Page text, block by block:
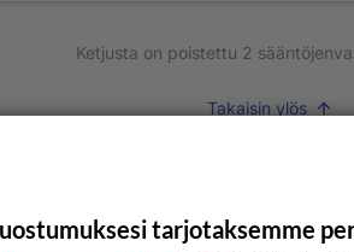
Ketjusta on poistettu 2
Takaisin ylös
KUUKAUSI tarjotaksemme